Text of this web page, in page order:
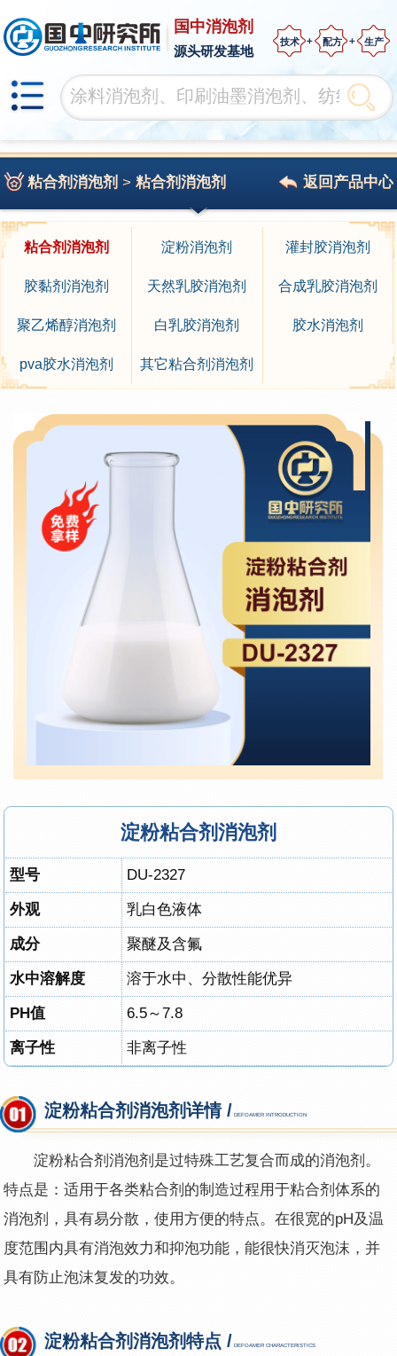
国中消泡剂
源头研发基地
技术 配方 生产
粘合剂消泡剂 > 粘合剂消泡剂 返回产品中心
粘合剂消泡剂 淀粉消泡剂 灌封胶消泡剂
胶黏剂消泡剂 天然乳胶消泡剂 合成乳胶消泡剂
聚乙烯醇消泡剂 白乳胶消泡剂 胶水消泡剂
pva胶水消泡剂 其它粘合剂消泡剂
淀粉粘合剂消泡剂
型号 DU-2327
外观 乳白色液体
成分 聚醚及含氟
水中溶解度 溶于水中、分散性能优异
PH值 6.5～7.8
离子性 非离子性
淀粉粘合剂消泡剂详情 / DEFOAMER INTRODUCTION
淀粉粘合剂消泡剂是过特殊工艺复合而成的消泡剂。
特点是：适用于各类粘合剂的制造过程用于粘合剂体系的
消泡剂，具有易分散，使用方便的特点。在很宽的pH及温
度范围内具有消泡效力和抑泡功能，能很快消灭泡沫，并
具有防止泡沫复发的功效。
淀粉粘合剂消泡剂特点 / DEFOAMER CHARACTERISTICS